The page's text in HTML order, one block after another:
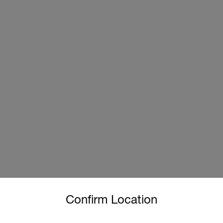
Confirm Location
and language from the options below to access the